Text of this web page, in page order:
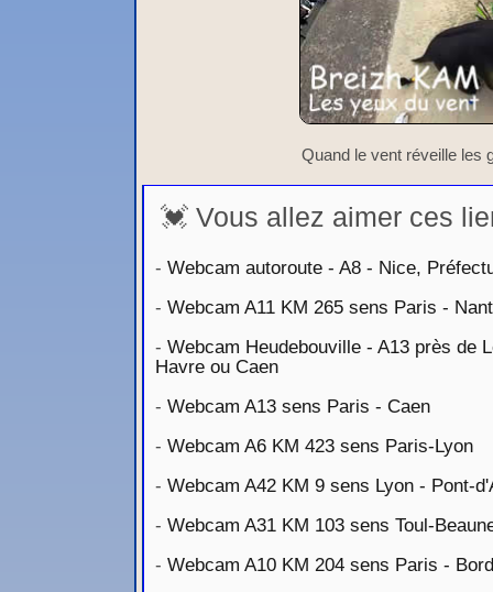
Quand le vent réveille les
💓 Vous allez aimer ces
- Webcam autoroute - A8 - Nice,
- Webcam A11 KM 265 sens Paris -
- Webcam Heudebouville - A13 près de
Havre ou Caen
- Webcam A13 sens Paris - Caen
- Webcam A6 KM 423 sens Paris-Lyon
- Webcam A42 KM 9 sens Lyon - Pont-
- Webcam A31 KM 103 sens Toul-
- Webcam A10 KM 204 sens Paris -